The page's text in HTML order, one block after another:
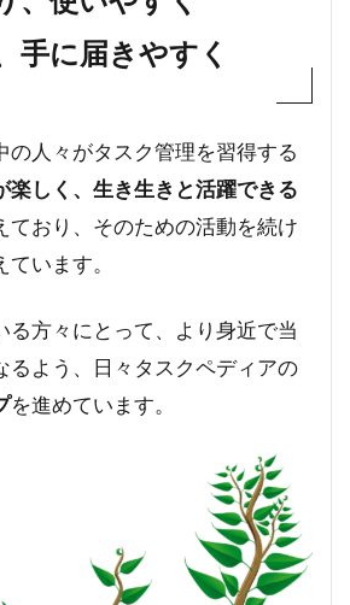
手に届きやすく
の人々がタスク管理を習得する
楽しく、生き生きと活躍できる
ており、そのための活動を続け
います。
る方々にとって、より身近で当
るよう、日々タスクペディアの
を進めています。